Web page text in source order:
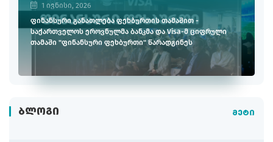
1 ივნისი, 2026
ფინანსური განათლება ფეხბურთის თამაშით -
საქართველოს ეროვნულმა ბანკმა და Visa-მ ციფრული
თამაში "ფინანსური ფეხბურთი" წარადგინეს
ᲑᲚᲝᲒᲘ მეტი